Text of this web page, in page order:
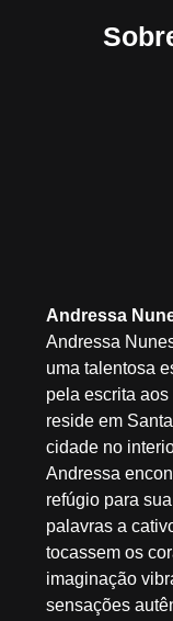
Andressa
Andressa
uma talentosa
pela escrita
reside em
cidade no
Andressa
refúgio para
palavras a
tocassem os
imaginação
sensações